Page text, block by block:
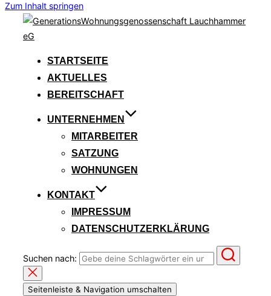
Zum Inhalt springen
STARTSEITE
AKTUELLES
BEREITSCHAFT
UNTERNEHMEN
MITARBEITER
SATZUNG
WOHNUNGEN
KONTAKT
IMPRESSUM
DATENSCHUTZERKLÄRUNG
Suchen nach:
Seitenleiste & Navigation umschalten